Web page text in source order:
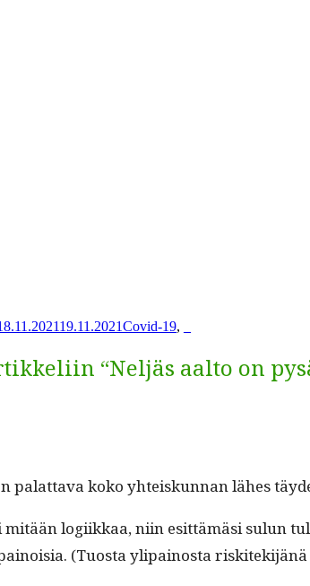
19.11.2021Covid-19,
“Neljäs aalto on
palat­ta­va koko yhteiskun­nan läh­es
mitään logi­ikkaa, niin esit­tämäsi sulun
(Tuos­ta yli­pain­os­ta